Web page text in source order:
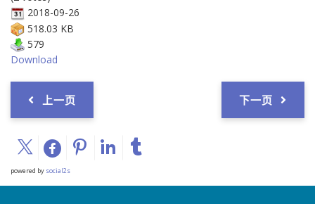
2018-09-26
518.03 KB
579
Download
上一页 下一页
powered by social2s